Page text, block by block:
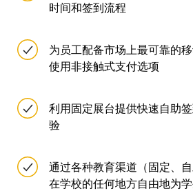
时间和签到流程
为员工配备市场上最可靠的移
使用非接触式支付选项
利用固定展台提供快速自助
验
通过各种教育渠道（固定、
在学校的任何地方自由地为